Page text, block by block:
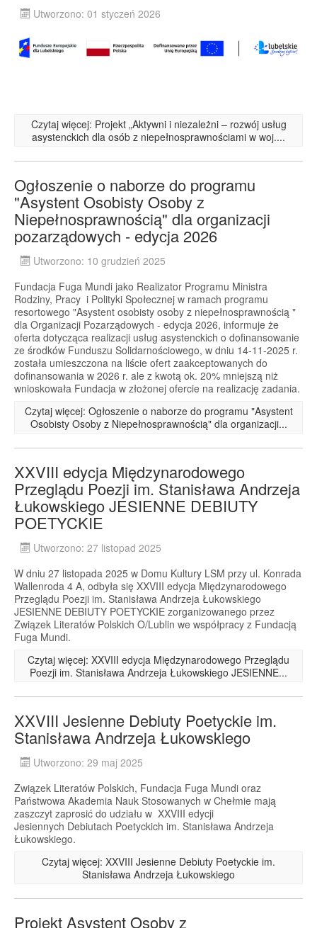
Utworzono: 01 styczeń 2026
Czytaj więcej: Projekt „Aktywni i niezależni – rozwój usług
asystenckich dla osób z niepełnosprawnościami w woj....
Ogłoszenie o naborze do programu
"Asystent Osobisty Osoby z
Niepełnosprawnością" dla organizacji
pozarządowych - edycja 2026
Utworzono: 10 grudzień 2025
Fundacja Fuga Mundi jako Realizator Programu Ministra
Rodziny, Pracy i Polityki Społecznej w ramach programu
resortowego "Asystent osobisty osoby z niepełnosprawnością "
dla Organizacji Pozarządowych - edycja 2026, informuje że
oferta dotycząca realizacji usług asystenckich o dofinansowanie
ze środków Funduszu Solidarnościowego, w dniu 14-11-2025 r.
została umieszczona na liście ofert zaakceptowanych do
dofinansowania w 2026 r. ale z kwotą ok. 20% mniejszą niż
wnioskowała Fundacja w złożonej ofercie na realizację zadania.
Czytaj więcej: Ogłoszenie o naborze do programu "Asystent
Osobisty Osoby z Niepełnosprawnością" dla organizacji...
XXVIII edycja Międzynarodowego
Przeglądu Poezji im. Stanisława Andrzeja
Łukowskiego JESIENNE DEBIUTY
POETYCKIE
Utworzono: 27 listopad 2025
W dniu 27 listopada 2025 w Domu Kultury LSM przy ul. Konrada
Wallenroda 4 A, odbyła się XXVIII edycja Międzynarodowego
Przeglądu Poezji im. Stanisława Andrzeja Łukowskiego
JESIENNE DEBIUTY POETYCKIE zorganizowanego przez
Związek Literatów Polskich O/Lublin we współpracy z Fundacją
Fuga Mundi.
Czytaj więcej: XXVIII edycja Międzynarodowego Przeglądu
Poezji im. Stanisława Andrzeja Łukowskiego JESIENNE...
XXVIII Jesienne Debiuty Poetyckie im.
Stanisława Andrzeja Łukowskiego
Utworzono: 29 maj 2025
Związek Literatów Polskich, Fundacja Fuga Mundi oraz
Państwowa Akademia Nauk Stosowanych w Chełmie mają
zaszczyt zaprosić do udziału w XXVIII edycji
Jesiennych Debiutach Poetyckich im. Stanisława Andrzeja
Łukowskiego.
Czytaj więcej: XXVIII Jesienne Debiuty Poetyckie im.
Stanisława Andrzeja Łukowskiego
Projekt Asystent Osoby z